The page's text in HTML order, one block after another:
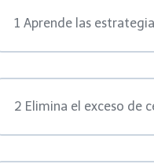
1 Aprende las
2 Elimina el exceso de